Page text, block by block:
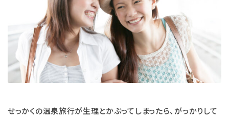
せっかくの温泉旅行が生理とかぶってしまったら、がっかりして